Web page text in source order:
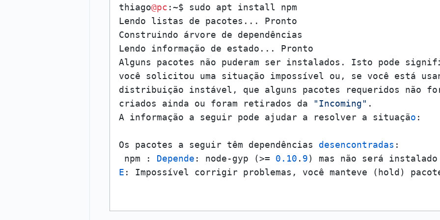
thiago@pc :~$ sudo apt install npm
Lendo listas de pacotes... Pronto
Construindo árvore de dependências
Lendo informação de estado... Pronto
Alguns pacotes não puderam ser instalados. Isto pode
você solicitou uma situação impossível ou, se você está
distribuição instável, que alguns pacotes requeridos não
criados ainda ou foram retirados da
"Incoming" .
A informação a seguir pode ajudar a resolver a situação :
Os pacotes a seguir têm dependências desencontradas :
npm : Depende : node-gyp (>= 0.10 . 9
E